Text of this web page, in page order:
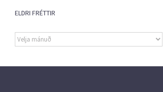
ELDRI FRÉTTIR
Eldri
fréttir